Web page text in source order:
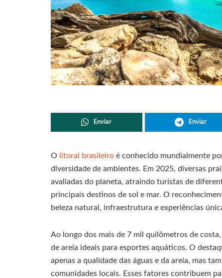
Enviar Enviar
O litoral brasileiro é conhecido mundialmente
diversidade de ambientes. Em 2025, diversas
avaliadas do planeta, atraindo turistas de
principais destinos de sol e mar. O
beleza natural, infraestrutura e experiências
Ao longo dos mais de 7 mil quilômetros de
de areia ideais para esportes aquáticos. O
apenas a qualidade das águas e da areia, mas
comunidades locais. Esses fatores contribuem